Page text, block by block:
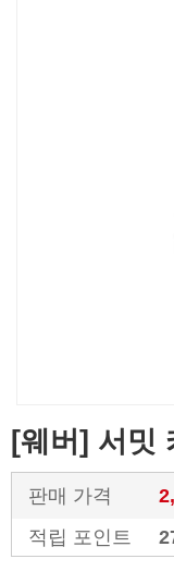
[웨버] 서밋
판매 가격
적립 포인트